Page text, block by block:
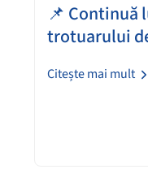
📌 Continuă
trotuarului
Citește mai mult